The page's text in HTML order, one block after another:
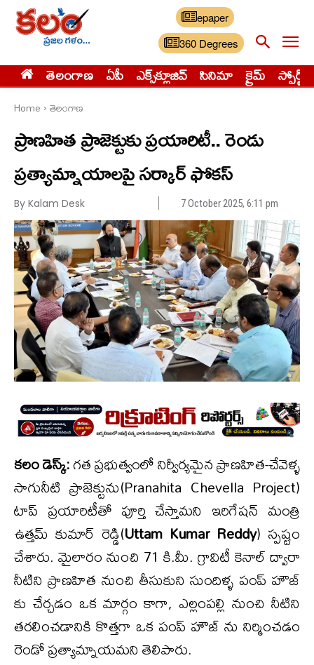
epaper
360 Degrees
తెలంగాణ ఏపీ ఎక్స్‌క్లూజివ్‌ సినిమా క్రైమ్ స్పోర్ట్స్
Home తెలంగాణ
ప్రాణహిత ప్రాజెక్టుకు ప్రయారిటీ.. రెండు
ప్రత్యామ్నాయాలపై సర్కార్ ఫోకస్
By Kalam Desk 7 October 2025, 6:11 pm
కలం డెస్క్:గత ప్రభుత్వంలో నిర్వీర్యమైన ప్రాణహిత-చేవెళ్ళ
సాగునీటి ప్రాజెక్టును(Pranahita Chevella Project)
టాప్ ప్రయారిటీతో పూర్తి చేస్తామని ఇరిగేషన్ మంత్రి
ఉత్తమ్ కుమార్ రెడ్డి(Uttam Kumar Reddy) స్పష్టం
చేశారు. మైలారం నుంచి 71 కి.మీ. గ్రావిటీ కెనాల్ ద్వారా
నీటిని ప్రాణహిత నుంచి తీసుకుని సుందిళ్ళ పంప్ హౌజ్
కు చేర్చడం ఒక మార్గం కాగా, ఎల్లంపల్లి నుంచి నీటిని
తరలించడానికి కొత్తగా ఒక పంప్ హౌజ్ ను నిర్మించడం
రెండో ప్రత్యామ్నాయమని తెలిపారు.